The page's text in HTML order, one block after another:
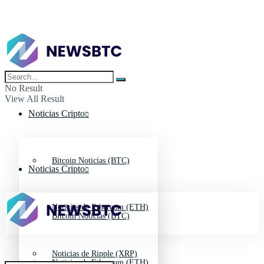
No Result
View All Result
Noticias Cripto
Bitcoin Noticias (BTC)
Noticias de Ethereum (ETH)
Noticias de Ripple (XRP)
Noticias Cripto
Bitcoin Noticias (BTC)